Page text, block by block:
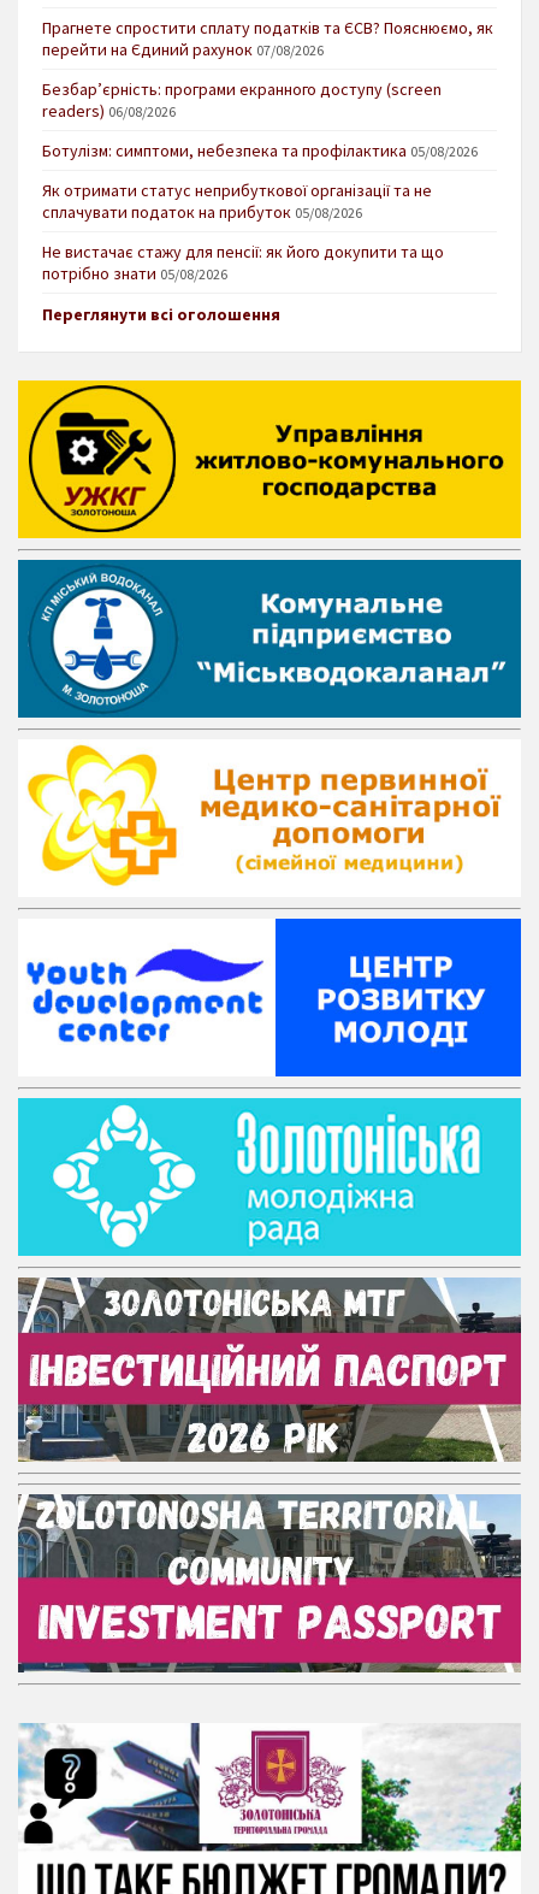
Прагнете спростити сплату податків та ЄСВ? Пояснюємо, як
перейти на Єдиний рахунок 07/08/2026
Безбар’єрність: програми екранного доступу (screen
readers) 06/08/2026
Ботулізм: симптоми, небезпека та профілактика 05/08/2026
Як отримати статус неприбуткової організації та не
сплачувати податок на прибуток 05/08/2026
Не вистачає стажу для пенсії: як його докупити та що
потрібно знати 05/08/2026
Переглянути всі оголошення